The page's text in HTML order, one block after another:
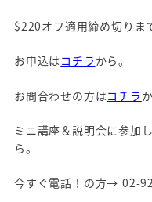
$220オフ適用締め切りま
お申込は コチラから。
お問合わせの方はコチラ
ミニ講座＆説明会に参加
ら。
今すぐ電話！の方→ 02-